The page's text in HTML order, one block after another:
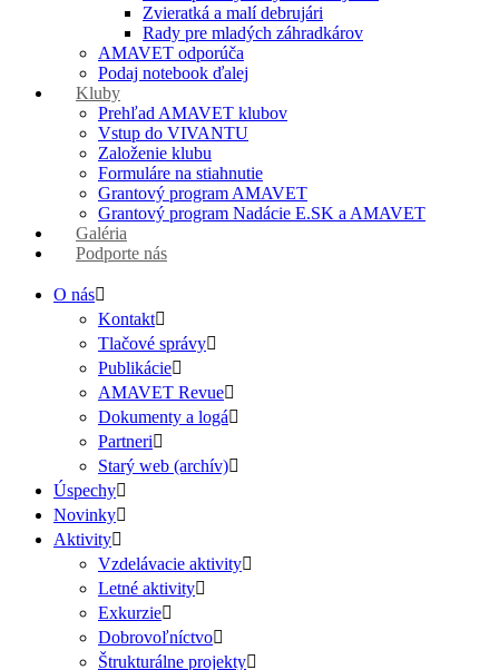
Zvieratká a malí debrujári
Rady pre mladých záhradkárov
AMAVET odporúča
Podaj notebook ďalej
Kluby
Prehľad AMAVET klubov
Vstup do VIVANTU
Založenie klubu
Formuláre na stiahnutie
Grantový program AMAVET
Grantový program Nadácie E.SK a AMAVET
Galéria
Podporte nás
O nás
Kontakt
Tlačové správy
Publikácie
AMAVET Revue
Dokumenty a logá
Partneri
Starý web (archív)
Úspechy
Novinky
Aktivity
Vzdelávacie aktivity
Letné aktivity
Exkurzie
Dobrovoľníctvo
Štrukturálne projekty